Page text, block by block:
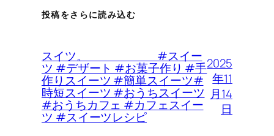
投稿をさらに読み込む
スイツ。 #スイー
ツ #デザート #お菓子作り #手
作りスイーツ #簡単スイーツ#
時短スイーツ #おうちスイーツ
#おうちカフェ #カフェスイー
ツ #スイーツレシピ
2025
年11
月14
日